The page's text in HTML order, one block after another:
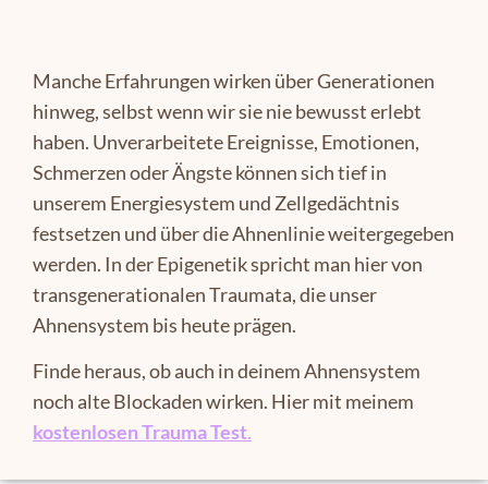
Manche Erfahrungen wirken über Generationen
hinweg, selbst wenn wir sie nie bewusst erlebt
haben. Unverarbeitete Ereignisse, Emotionen,
Schmerzen oder Ängste können sich tief in
unserem Energiesystem und Zellgedächtnis
festsetzen und über die Ahnenlinie weitergegeben
werden. In der Epigenetik spricht man hier von
transgenerationalen Traumata, die unser
Ahnensystem bis heute prägen.
Finde heraus, ob auch in deinem Ahnensystem
noch alte Blockaden wirken. Hier mit meinem
kostenlosen Trauma Test.